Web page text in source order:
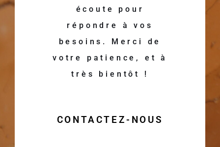
écoute pour
répondre à vos
besoins. Merci de
votre patience, et à
très bientôt !
CONTACTEZ-NOUS